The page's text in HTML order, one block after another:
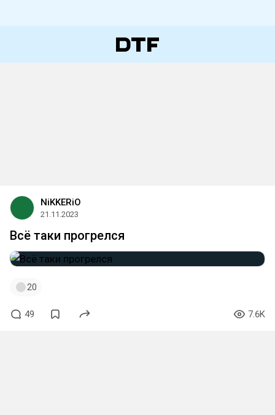
NiKKERiO
21.11.2023
Всё таки прогрелся
20
49 7.6K